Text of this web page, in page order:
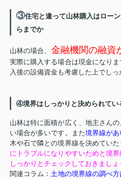
③住宅と違って山林購入はロー
らまでか
山林の場合、 金融機関の融資
実際に購入する場合は現金になり
入後の設備資金も考慮した上でしっ
④境界はしっかりと決められてい
山林は特に面積が広く、地主さん
い場合が多いです。また境界線が
木や石で隣との境界線を決めていた
にトラブルになりやすいためと境
しっかりとチェックしておきましょ
関連コラム： 土地の境界線の調べ